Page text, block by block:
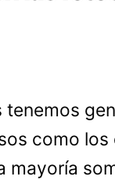
tenemos
como los
mayoría